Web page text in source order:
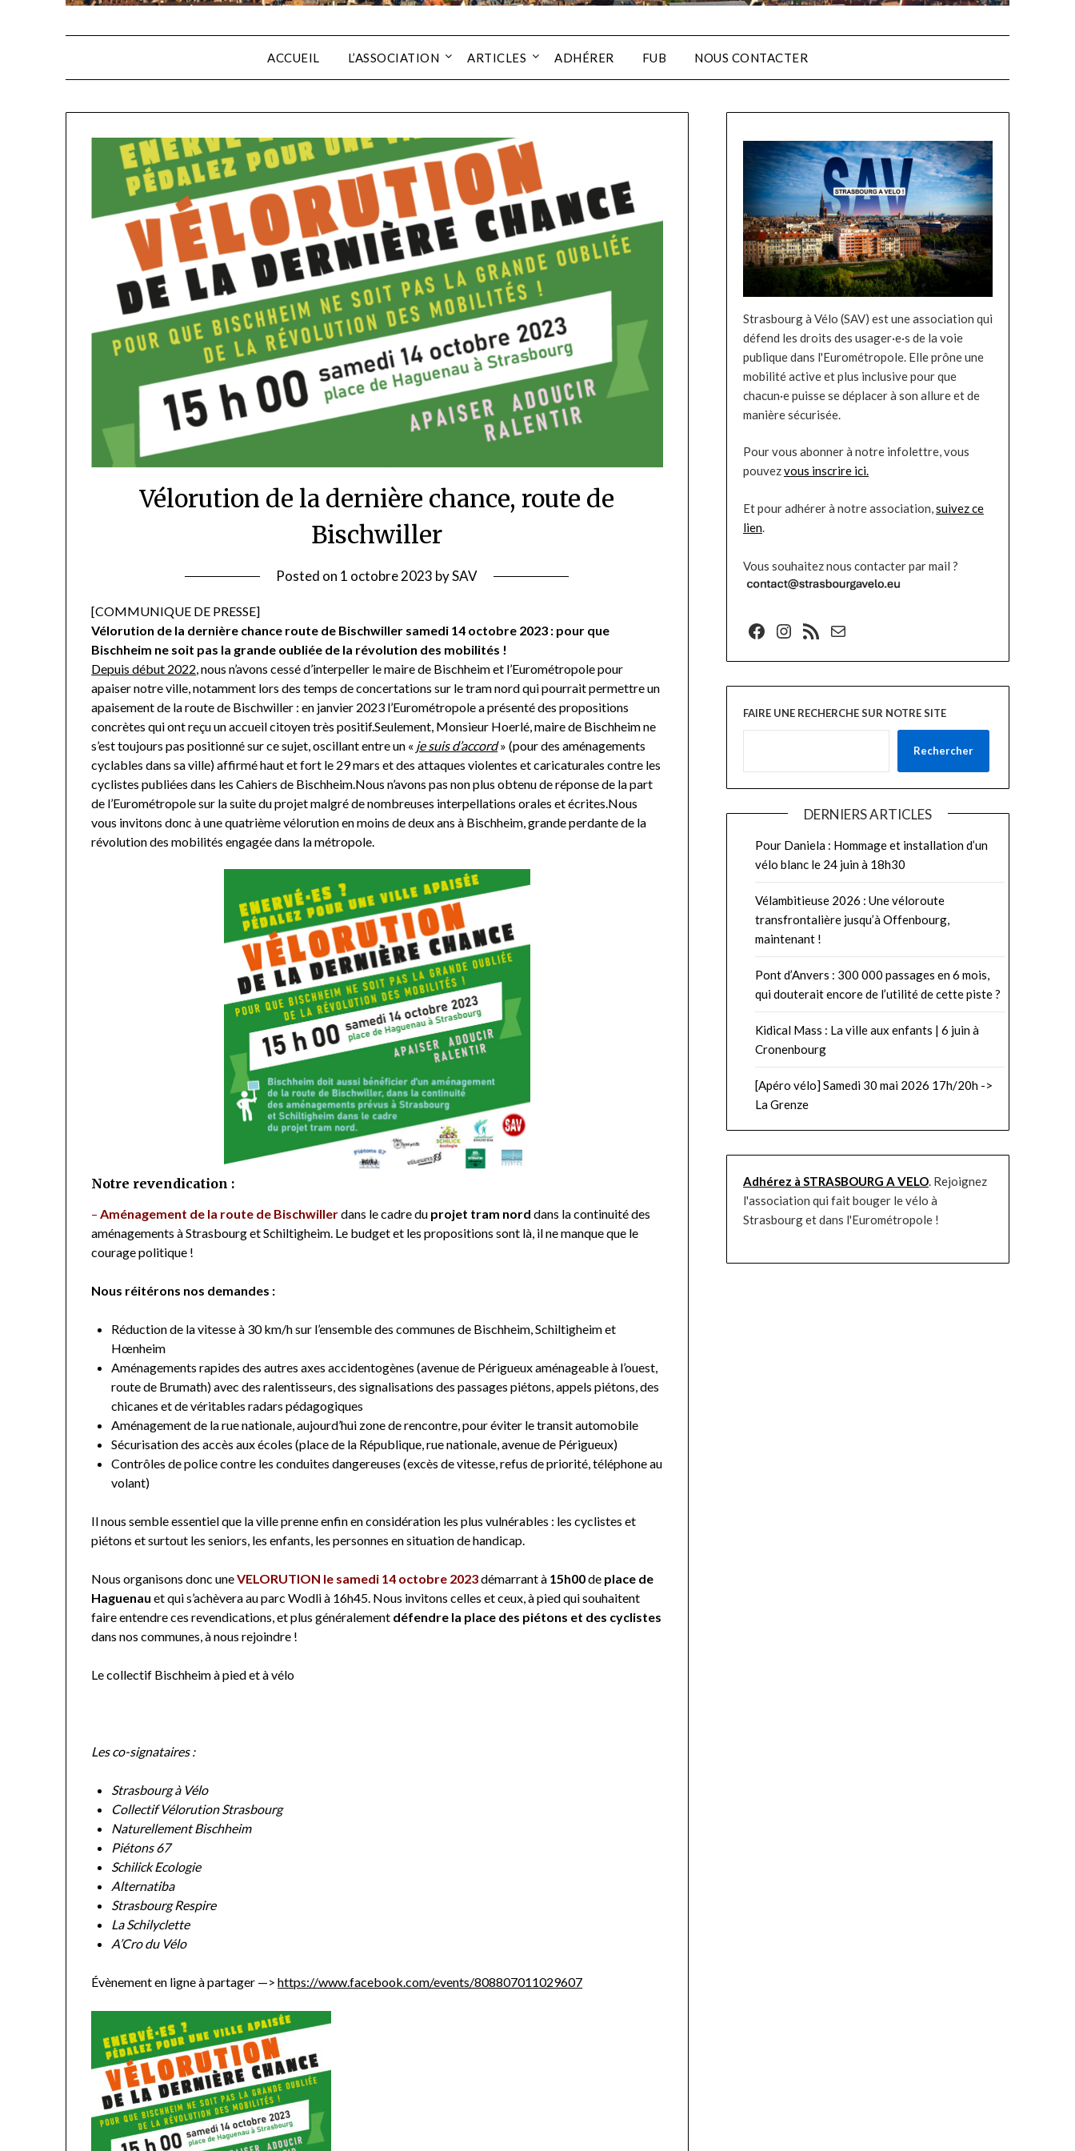
ACCUEIL L’ASSOCIATION ARTICLES ADHÉRER FUB NOUS CONTACTER
Vélorution de la dernière chance, route de
Bischwiller
Posted on 1 octobre 2023 bySAV
[COMMUNIQUE DE PRESSE]
Vélorution de la dernière chance route de Bischwiller samedi 14 octobre 2023 : pour que
Bischheim ne soit pas la grande oubliée de la révolution des mobilités !
Depuis début 2022, nous n’avons cessé d’interpeller le maire de Bischheim et l’Eurométropole pour
apaiser notre ville, notamment lors des temps de concertations sur le tram nord qui pourrait permettre un
apaisement de la route de Bischwiller : en janvier 2023 l’Eurométropole a présenté des propositions
concrètes qui ont reçu un accueil citoyen très positif.Seulement, Monsieur Hoerlé, maire de Bischheim ne
s’est toujours pas positionné sur ce sujet, oscillant entre un « je suis d’accord» (pour des aménagements
cyclables dans sa ville) affirmé haut et fort le 29 mars et des attaques violentes et caricaturales contre les
cyclistes publiées dans les Cahiers de Bischheim.Nous n’avons pas non plus obtenu de réponse de la part
de l’Eurométropole sur la suite du projet malgré de nombreuses interpellations orales et écrites.Nous
vous invitons donc à une quatrième vélorution en moins de deux ans à Bischheim, grande perdante de la
révolution des mobilités engagée dans la métropole.
Notre revendication :
–Aménagement de la route de Bischwillerdans le cadre du projet tram nord dans la continuité des
aménagements à Strasbourg et Schiltigheim. Le budget et les propositions sont là, il ne manque que le
courage politique !
Nous réitérons nos demandes :
Réduction de la vitesse à 30 km/h sur l’ensemble des communes de Bischheim, Schiltigheim et
Hœnheim
Aménagements rapides des autres axes accidentogènes (avenue de Périgueux aménageable à l’ouest,
route de Brumath) avec des ralentisseurs, des signalisations des passages piétons, appels piétons, des
chicanes et de véritables radars pédagogiques
Aménagement de la rue nationale, aujourd’hui zone de rencontre, pour éviter le transit automobile
Sécurisation des accès aux écoles (place de la République, rue nationale, avenue de Périgueux)
Contrôles de police contre les conduites dangereuses (excès de vitesse, refus de priorité, téléphone au
volant)
Il nous semble essentiel que la ville prenne enfin en considération les plus vulnérables : les cyclistes et
piétons et surtout les seniors, les enfants, les personnes en situation de handicap.
Nous organisons donc uneVELORUTION le samedi 14 octobre 2023démarrant à 15h00de place de
Haguenau et qui s’achèvera au parc Wodli à 16h45. Nous invitons celles et ceux, à pied qui souhaitent
faire entendre ces revendications, et plus généralement défendre la place des piétons et des cyclistes
dans nos communes, à nous rejoindre !
Le collectif Bischheim à pied et à vélo
Les co-signataires :
Strasbourg à Vélo
Collectif Vélorution Strasbourg
Naturellement Bischheim
Piétons 67
Schilick Ecologie
Alternatiba
Strasbourg Respire
La Schilyclette
A’Cro du Vélo
Évènement en ligne à partager —>https://www.facebook.com/events/808807011029607
Strasbourg à Vélo (SAV) est une association qui
défend les droits des usager·e·s de la voie
publique dans l'Eurométropole. Elle prône une
mobilité active et plus inclusive pour que
chacun·e puisse se déplacer à son allure et de
manière sécurisée.
Pour vous abonner à notre infolettre, vous
pouvezvous inscrire ici.
Et pour adhérer à notre association, suivez ce
lien.
Vous souhaitez nous contacter par mail ?
Facebook
Instagram
Flux RSSE-mail
FAIRE UNE RECHERCHE SUR NOTRE SITE
Rechercher
DERNIERS ARTICLES
Pour Daniela : Hommage et installation d’un
vélo blanc le 24 juin à 18h30
Vélambitieuse 2026 : Une véloroute
transfrontalière jusqu’à Offenbourg,
maintenant !
Pont d’Anvers : 300 000 passages en 6 mois,
qui douterait encore de l’utilité de cette piste ?
Kidical Mass : La ville aux enfants | 6 juin à
Cronenbourg
[Apéro vélo] Samedi 30 mai 2026 17h/20h ->
La Grenze
Adhérez à STRASBOURG A VELO. Rejoignez
l'association qui fait bouger le vélo à
Strasbourg et dans l'Eurométropole !